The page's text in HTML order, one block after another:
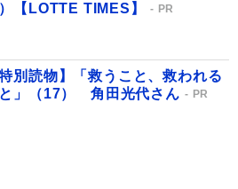
【LOTTE TIMES】
PR
特別読物】「救うこと、救われる
」（17） 角田光代さん
PR